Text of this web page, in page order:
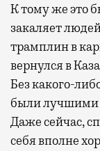
К тому же это
закаляет
трамплин в
вернулся в
Без какого-
были лучшими
Даже сейчас,
себя вполне